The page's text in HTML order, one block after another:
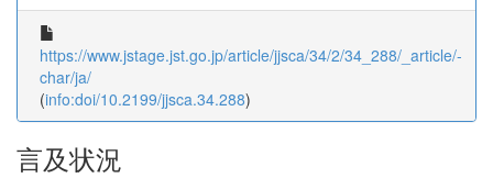
https://www.jstage.jst.go.jp/article/jjsca/34/2/34_288/_article/-
char/ja/
(info:doi/10.2199/jjsca.34.288)
言及状況